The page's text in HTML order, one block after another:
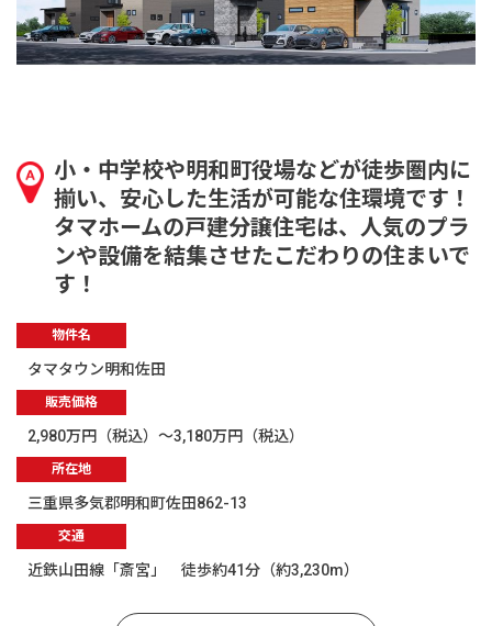
小・中学校や明和町役場などが徒歩圏内に
揃い、安心した生活が可能な住環境です！
タマホームの戸建分譲住宅は、人気のプラ
ンや設備を結集させたこだわりの住まいで
す！
物件名
タマタウン明和佐田
販売価格
2,980万円（税込）～3,180万円（税込）
所在地
三重県多気郡明和町佐田862-13
交通
近鉄山田線「斎宮」 徒歩約41分（約3,230m）